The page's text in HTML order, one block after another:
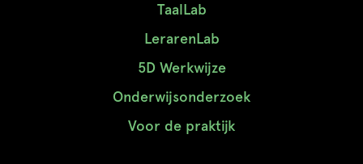
TaalLab
LerarenLab
5D Werkwijze
Onderwijsonderzoek
Voor de praktijk